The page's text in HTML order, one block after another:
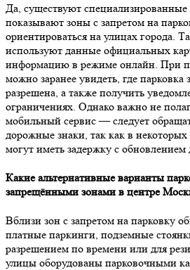
Да, существуют
показывают зоны с запретом на
ориентироваться на улицах города.
используют данные официальных
информацию в режиме онлайн. При
можно заранее увидеть, где парковка
разрешена, а также получить
ограничениях. Однако важно не
мобильный сервис — следует
дорожные знаки, так как в
могут иметь задержку с обновлением
Какие альтернативные варианты
запрещёнными зонами в центре
Вблизи зон с запретом на парковку
платные паркинги, подземные
разрешением по времени или для
улицы оборудованы парковочными